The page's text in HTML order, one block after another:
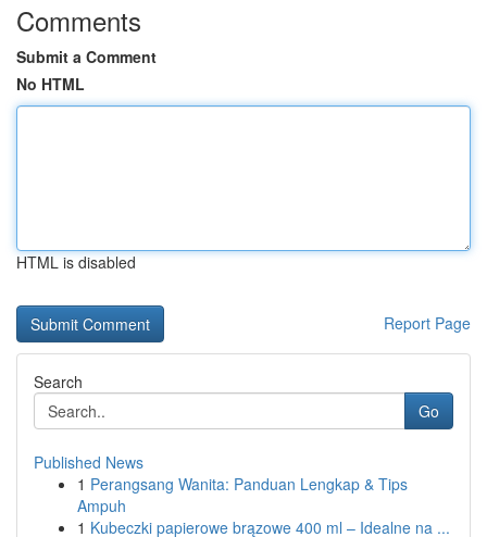
Comments
Submit a Comment
No HTML
HTML is disabled
Report Page
Search
Go
Published News
1 Perangsang Wanita: Panduan Lengkap & Tips
Ampuh
1 Kubeczki papierowe brązowe 400 ml – Idealne na ...